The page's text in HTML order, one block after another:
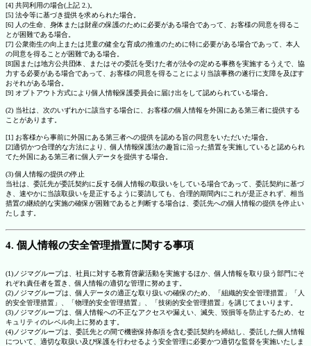
[4] 共同利用の場合(上記 2.)。
[5] 法令等に基づき提供を求められた場合。
[6] 人の生命、身体または財産の保護のために必要がある場合であって、お客様の同意を得るこ
とが困難である場合。
[7] 公衆衛生の向上または児童の健全な育成の推進のために特に必要がある場合であって、本人
の同意を得ることが困難である場合。
[8]国または地方公共団体、またはその委託を受けた者が法令の定める事務を実施するうえで、協
力する必要がある場合であって、お客様の同意を得ることにより当該事務の遂行に支障を及ぼす
おそれがある場合。
[9] オプトアウト方式により個人情報保護委員会に届け出をして認められている場合。
(2) 当社は、次のいずれかに該当する場合に、お客様の個人情報を外国にある第三者に提供する
ことがあります。
[1] お客様から事前に外国にある第三者への提供を認める旨の同意をいただいた場合。
[2]適切かつ合理的な方法により、個人情報保護法の趣旨に沿った措置を実施していると認められ
てた外国にある第三者に個人データを提供する場合。
(3) 個人情報の提供の停止
当社は、委託先が委託契約に反する個人情報の取扱いをしている場合であって、委託契約に基づ
き、速やかに当該取扱いを是正するように要請しても、合理的期間内にこれが是正されず、相当
措置の継続的な実施の確保が困難であると判断する場合は、委託先への個人情報の提供を停止い
たします。
4. 個人情報の安全管理措置に関する事項
(1)ノジマグループは、社員に対する教育啓蒙活動を実施するほか、個人情報を取り扱う部門にそ
れぞれ責任者を置き、個人情報の適切な管理に努めます。
(2)ノジマグループは、個人データの適正な取り扱いの確保のため、「組織的安全管理措置」「人
的安全管理措置」、「物理的安全管理措置」、「技術的安全管理措置」を講じてまいります。
(3)ノジマグループは、個人情報への不正なアクセスや漏えい、滅失、毀損等を防止するため、セ
キュリティのレベル向上に努めます。
(4)ノジマグループは、委託先との間で機密保持条項を含む委託契約を締結し、委託した個人情報
について、適切な取扱い及び保護を行わせるよう安全管理に必要かつ適切な監督を実施いたしま